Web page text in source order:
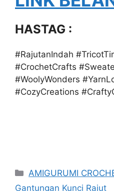
HASTAG :
#RajutanIndah
#CrochetCrafts
#WoolyWonders
#CozyCreations
Categories
AMIGURUMI
Gantungan Kunci Rajut